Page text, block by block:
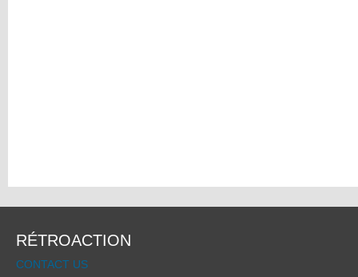
RÉTROACTION
CONTACT US